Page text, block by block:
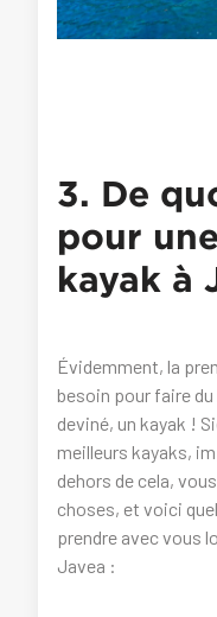
3. De
pour
kayak à
Évidemment, la
besoin pour faire
deviné, un kayak !
meilleurs kayaks,
dehors de cela,
choses, et voici
prendre avec vous
Javea :